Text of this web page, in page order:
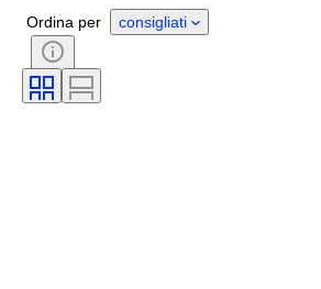
Condizioni
Misura del pennino
Ordina per consigliati